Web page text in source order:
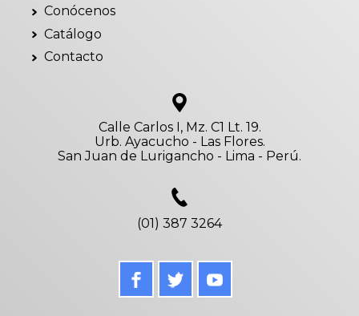
Conócenos
Catálogo
Contacto
Calle Carlos I, Mz. C1 Lt. 19.
Urb. Ayacucho - Las Flores.
San Juan de Lurigancho - Lima - Perú.
(01) 387 3264